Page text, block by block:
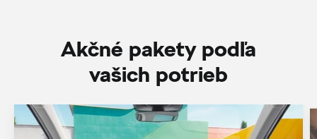
Akčné pakety podľa
vašich potrieb